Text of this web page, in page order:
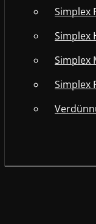
Simplex
Simplex
Simplex
Simplex